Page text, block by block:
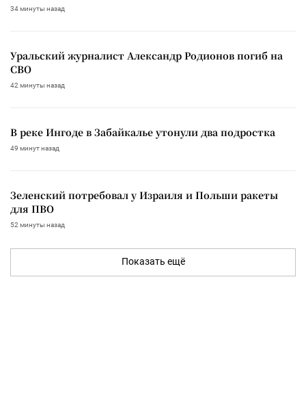
34 минуты назад
Уральский журналист Александр Родионов погиб на
СВО
42 минуты назад
В реке Ингоде в Забайкалье утонули два подростка
49 минут назад
Зеленский потребовал у Израиля и Польши ракеты
для ПВО
52 минуты назад
Показать ещё